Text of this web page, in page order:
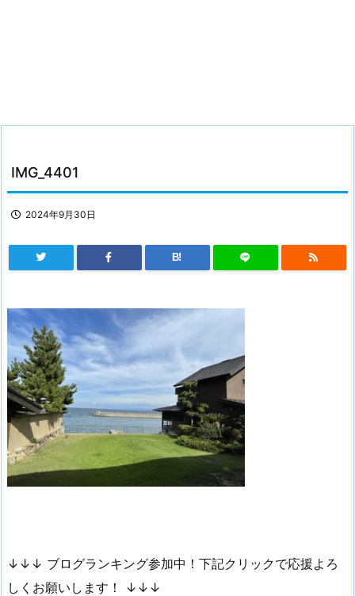
IMG_4401
2024年9月30日
B!
↓↓↓ ブログランキング参加中！下記クリックで応援よろ
しくお願いします！ ↓↓↓